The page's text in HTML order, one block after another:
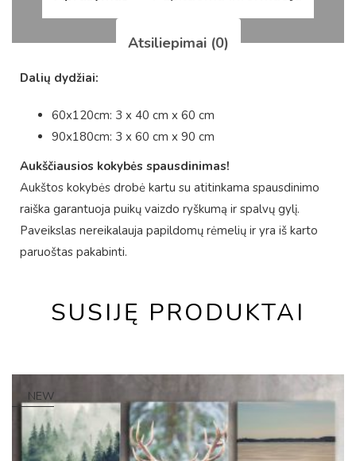
Atsiliepimai (0)
Dalių dydžiai:
60x120cm: 3 x 40 cm x 60 cm
90x180cm: 3 x 60 cm x 90 cm
Aukščiausios kokybės spausdinimas!
Aukštos kokybės drobė kartu su atitinkama spausdinimo
raiška garantuoja puikų vaizdo ryškumą ir spalvų gylį.
Paveikslas nereikalauja papildomų rėmelių ir yra iš karto
paruoštas pakabinti.
SUSIJĘ PRODUKTAI
NEW